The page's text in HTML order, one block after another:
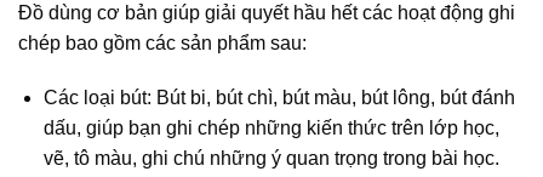
Đồ dùng cơ bản giúp giải quyết hầu hết các hoạt động ghi
chép bao gồm các sản phẩm sau:
Các loại bút: Bút bi, bút chì, bút màu, bút lông, bút đánh
dấu, giúp bạn ghi chép những kiến thức trên lớp học,
vẽ, tô màu, ghi chú những ý quan trọng trong bài học.